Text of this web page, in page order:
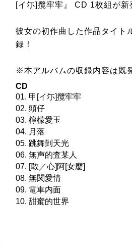
[イ尓]攬牢牢』 CD 1枚組が新
彼女の初作曲した作品タイト
録！
※本アルバムの収録内容は既
CD
01. 甲[イ尓]攬牢牢
02. 頭仔
03. 檸檬愛玉
04. 月落
05. 跳舞到天光
06. 無声的査某人
07. [敢／心]阿[女麼]
08. 無関愛情
09. 電車内面
10. 甜蜜的世界